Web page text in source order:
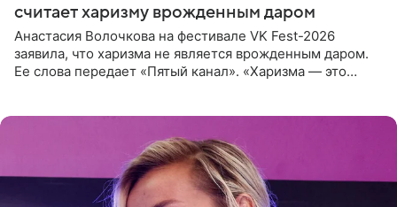
считает харизму врожденным даром
Анастасия Волочкова на фестивале VK Fest-2026
заявила, что харизма не является врожденным даром.
Ее слова передает «Пятый канал». «Харизма — это